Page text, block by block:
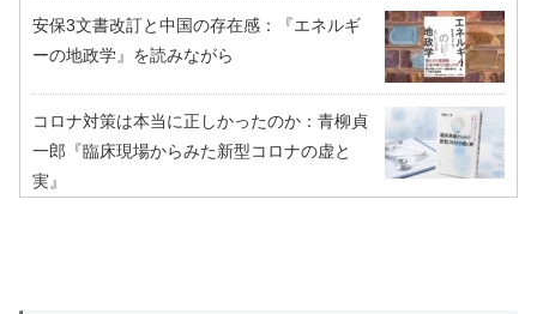
安保3文書改訂と中国の存在感：『エネルギ
ーの地政学』を読みながら
コロナ対策は本当に正しかったのか：青柳貞
一郎『臨床現場からみた新型コロナの虚と
実』